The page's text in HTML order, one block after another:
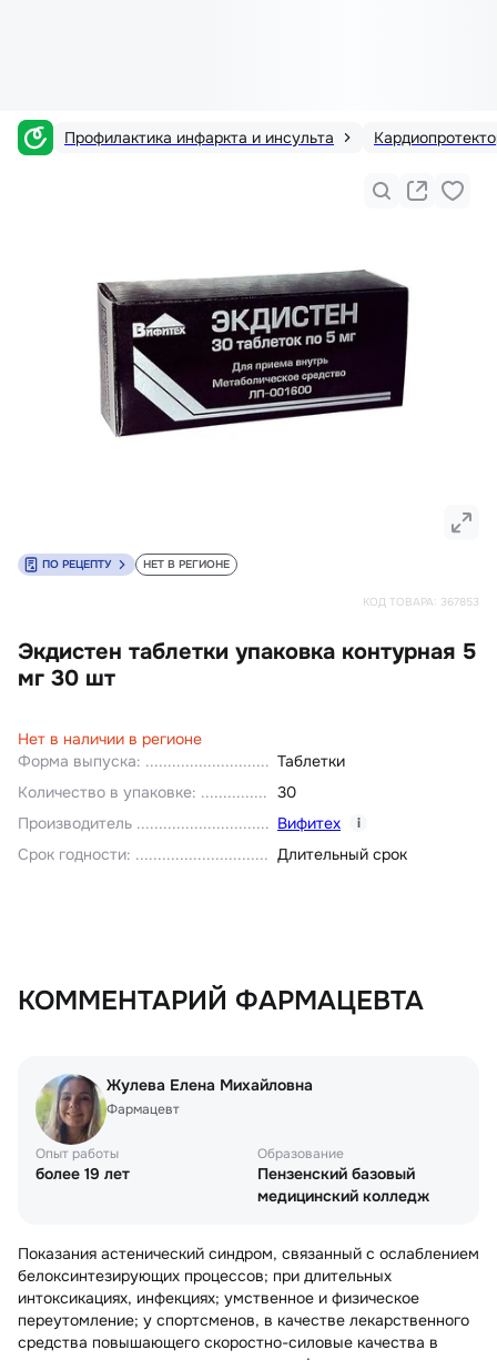
Профилактика инфаркта и инсульта
КОД ТОВАРА: 367853
Экдистен таблетки упаковка контурная 5
мг 30 шт
ПО РЕЦЕПТУ НЕТ В РЕГИОНЕ
Форма выпуска:
Таблетки
Количество в упаковке:
30
Производитель
Вифитех i
Срок годности: Длительный срок
Нет в наличии в регионе
КОММЕНТАРИЙ ФАРМАЦЕВТА
Жулева Елена Михайловна
Фармацевт
Опыт работы
более 19 лет
Образование
Пензенский базовый
медицинский колледж
Показания астенический синдром, связанный с ослаблением
белоксинтезирующих процессов; при длительных
интоксикациях, инфекциях; умственное и физическое
переутомление; у спортсменов, в качестве лекарственного
средства повышающего скоростно-силовые качества в